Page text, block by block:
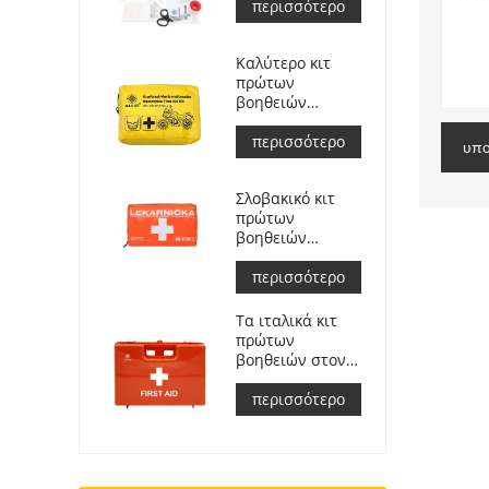
ανταπόκρισης
για αυτοκίνητο
περισσότερο
Καλύτερο κιτ
πρώτων
βοηθειών
περιπέτειας για
αναβάτες
μοτοσικλετών
περισσότερο
Σλοβακικό κιτ
πρώτων
βοηθειών
αυτοκινήτου
Συναντώ
Μιζούρι ΣΑ
č.143/2009
περισσότερο
Τα ιταλικά κιτ
πρώτων
βοηθειών στον
χώρο εργασίας
πληρούν το DM
388 del
περισσότερο